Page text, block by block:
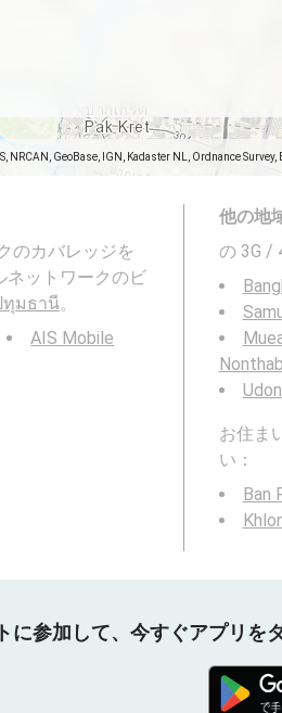
NRCAN, GeoBase, IGN, Kadaster NL, Ordnance
のカバレッジを
ネットワークのビ
ทุมธานี。
AIS Mobile
他の地
の 3G /
お住ま
い：
Ban
に参加して、今すぐアプリを